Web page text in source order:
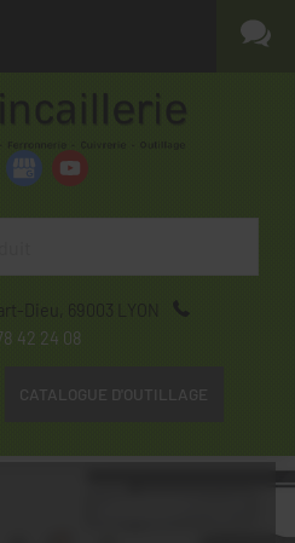
Dieu, 69003
LYON
42 24 08
CATALOGUE D'OUTILLAGE